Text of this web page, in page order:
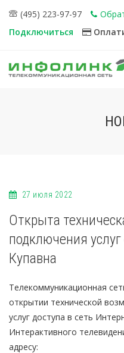
(495) 223-97-97
Подключиться
27 июля 2022
Открыта
подключения
Купавна
Телекоммуникационная
открытии технической
услуг доступа в сеть
Интерактивного
адресу: